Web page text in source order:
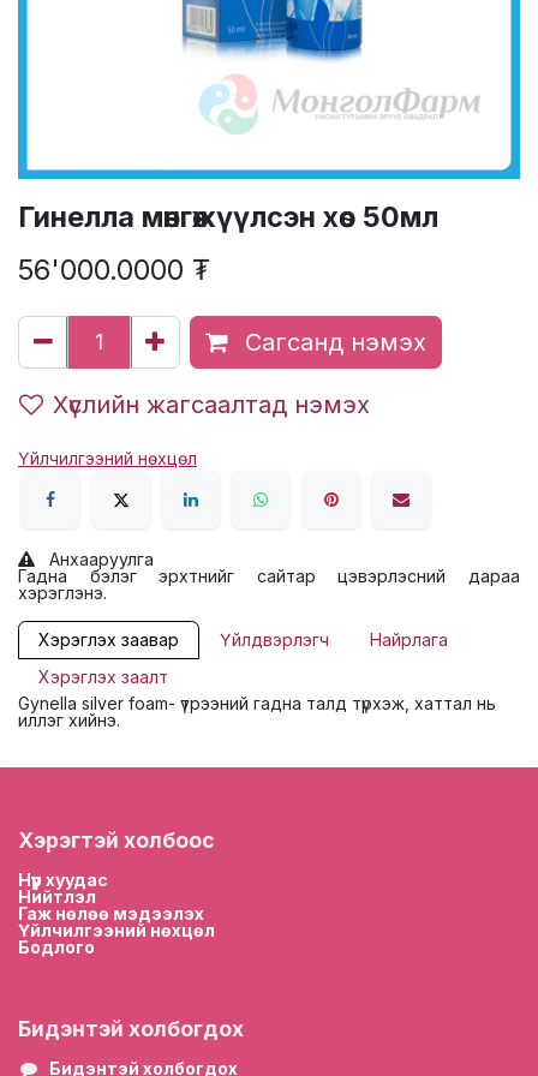
Гинелла мөнгөжүүлсэн хөөс 50мл
56'000.0000 ₮
Сагсанд нэмэх
Хүслийн жагсаалтад нэмэх
Үйлчилгээний нөхцөл
Анхааруулга
Гадна бэлэг эрхтнийг сайтар цэвэрлэсний дараа
хэрэглэнэ.
Хэрэглэх заавар Үйлдвэрлэгч
Найрлага
Хэрэглэх заалт
Gynella silver foam- үтрээний гадна талд түрхэж, хаттал нь
иллэг хийнэ.
Хэрэгтэй холбоос
Нүүр хуудас
Нийтлэл
Гаж нөлөө мэдээлэх
Үйлчилгээний нөхцөл
Бодлого
Бидэнтэй холбогдох
Бидэнтэй холбогдох